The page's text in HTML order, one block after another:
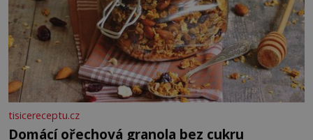
tisicereceptu.cz
Domácí ořechová granola bez cukru